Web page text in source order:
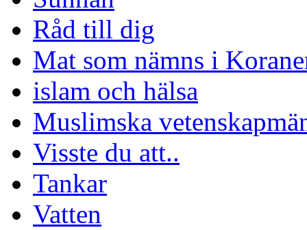
Råd till dig
Mat som nämns i
islam och hälsa
Muslimska
Visste du att..
Tankar
Vatten